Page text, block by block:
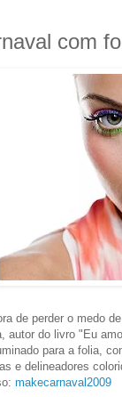
com
de perder o medo
autor do livro "Eu
para a folia,
e delineadores
makecarnaval2009